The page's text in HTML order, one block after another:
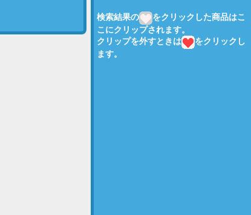
検索結果の
をクリックした商品はこ
こにクリップされます。
クリップを外すときは
をクリックし
ます。